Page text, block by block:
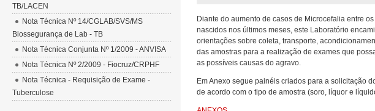
Diante do aumento de casos de Microcefalia entre
nascidos nos últimos meses, este Laboratório
orientações sobre coleta, transporte,
das amostras para a realização de exames que
as possíveis causas do agravo.
Em Anexo segue painéis criados para a solicitação
de acordo com o tipo de amostra (soro, líquor e
TB/LACEN
Nota Técnica Nº 14/CGLAB/SVS/MS
Biossegurança de Lab - TB
Nota Técnica Conjunta Nº 1/2009 - ANVISA
Nota Técnica Nº 2/2009 - Fiocruz/CRPHF
Nota Técnica - Requisição de Exame -
Tuberculose